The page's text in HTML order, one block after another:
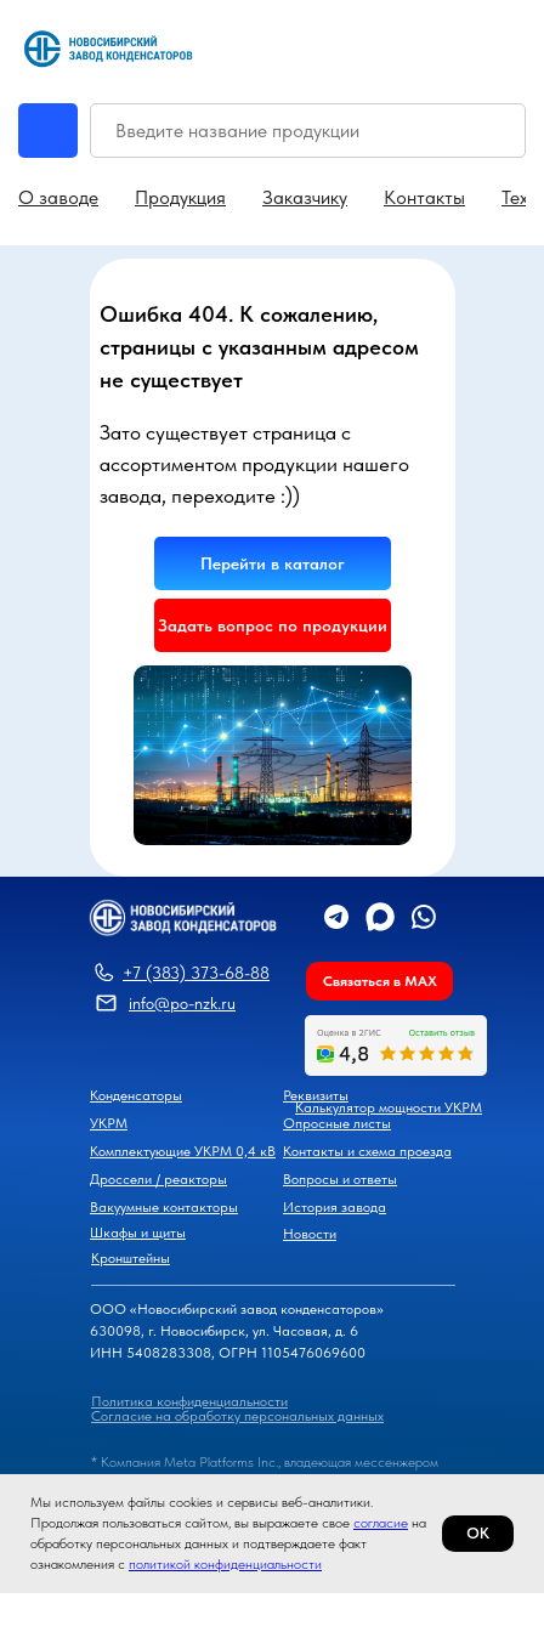
О заводе Продукция Заказчику Контакты
Ошибка 404. К сожалению,
страницы с указанным адресом
не существует
Зато существует страница с
ассортиментом продукции нашего
завода, переходите :))
Перейти в каталог
Задать вопрос по продукции
Мы используем файлы cookies и сервисы веб-аналитики.
Продолжая пользоваться сайтом, вы выражаете свое согласие на
обработку персональных данных и подтверждаете факт
ознакомления с политикой конфиденциальности
ОК
info@po-nzk.ru
Конденсаторы
УКРМ
Комплектующие УКРМ 0,4 кВ
Кронштейны
Шкафы и щиты
Вакуумные контакторы
Дроссели / реакторы
Реквизиты
Калькулятор мощности УКРМ
Опросные листы
Контакты и схема проезда
Вопросы и ответы
Новости
История завода
Согласие на обработку персональных данных
Политика конфиденциальности
* Компания Meta Platforms Inc., владеющая мессенжером
деятельность на территории России запрещена.
ООО «Новосибирский завод конденсаторов»
630098, г. Новосибирск, ул. Часовая, д. 6
ИНН 5408283308, ОГРН 1105476069600
+7 (383) 373-68-88 Связаться в MAX
© 2026, Новосибирский завод конденсаторов